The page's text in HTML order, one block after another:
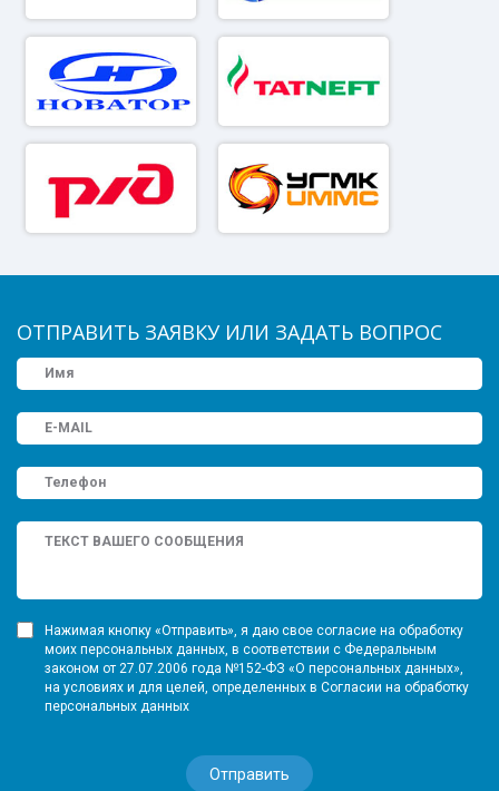
ОТПРАВИТЬ ЗАЯВКУ ИЛИ ЗАДАТЬ ВОПРОС
Нажимая кнопку «Отправить», я даю свое согласие на обработку
моих персональных данных, в соответствии с Федеральным
законом от 27.07.2006 года №152-ФЗ «О персональных данных»,
на условиях и для целей, определенных в Согласии на обработку
персональных данных